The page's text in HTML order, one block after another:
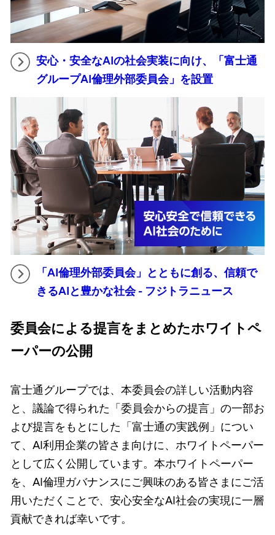
安心・安全なAIの社会実装に向け、「富士通
グループAI倫理外部委員会」を設置
「AI倫理外部委員会」とともに創る、信頼で
きるAIと豊かな社会 - フジトラニュース
委員会による提言をまとめたホワイトペ
ーパーの公開
富士通グループでは、本委員会の詳しい活動内容
と、議論で得られた「委員会からの提言」の一部お
よび提言をもとにした「富士通の実践例」につい
て、AI利用企業の皆さま向けに、ホワイトペーパー
として広く公開しています。本ホワイトペーパー
を、AI倫理ガバナンスにご興味のある皆さまにご活
用いただくことで、安心安全なAI社会の実現に一層
貢献できれば幸いです。